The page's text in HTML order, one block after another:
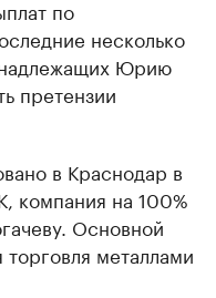
по
несколько
Юрию
претензии
в Краснодар в
компания на 100%
Основной
металлами